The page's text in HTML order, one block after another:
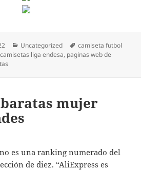
Categorías
Uncategorized Etiquetas
camiseta futbol
liga endesa, paginas web de
mujer
es una ranking numerado del
de diez. “AliExpress es